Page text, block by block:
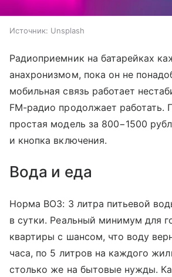
Источник: Unsplash
Радиоприемник на батарейках
анахронизмом, пока он не
мобильная связь работает
FM-радио продолжает работать.
простая модель за 800−1500
и кнопка включения.
Вода и еда
Норма ВОЗ: 3 литра питьевой
в сутки. Реальный минимум для
квартиры с шансом, что воду
часа, по 5 литров на каждого
столько же на бытовые нужды.